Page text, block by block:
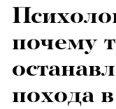
почему
похода